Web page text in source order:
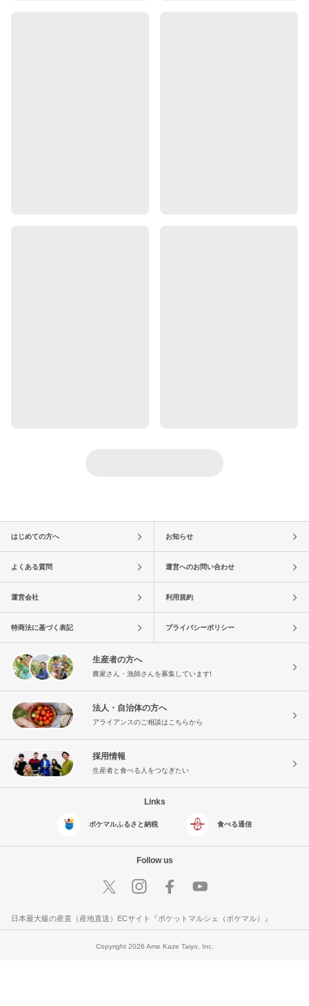
はじめての方へ お知らせ
よくある質問 運営へのお問い合わせ
運営会社 利用規約
特商法に基づく表記 プライバシーポリシー
生産者の方へ
農家さん・漁師さんを募集しています!
法人・自治体の方へ
アライアンスのご相談はこちらから
採用情報
生産者と食べる人をつなぎたい
Links
ポケマルふるさと納税 食べる通信
Follow us
日本最大級の産直（産地直送）ECサイト『ポケットマルシェ（ポケマル）』
Copyright 2026 Ame Kaze Taiyo, Inc.